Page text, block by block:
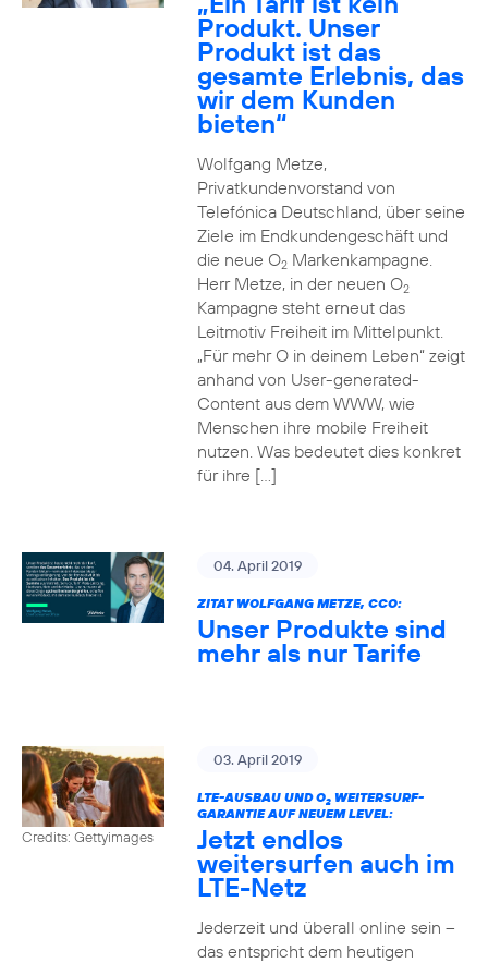
Produkt. Unser
Produkt ist das
gesamte Erlebnis, das
wir dem Kunden
bieten“
Wolfgang Metze,
Privatkundenvorstand von
Telefónica Deutschland, über seine
Ziele im Endkundengeschäft und
die neue O2Markenkampagne.
Herr Metze, in der neuen O2
Kampagne steht erneut das
Leitmotiv Freiheit im Mittelpunkt.
„Für mehr O in deinem Leben“ zeigt
anhand von User-generated-
Content aus dem WWW, wie
Menschen ihre mobile Freiheit
nutzen. Was bedeutet dies konkret
für ihre […]
04. April 2019
ZITAT WOLFGANG METZE, CCO:
Unser Produkte sind
mehr als nur Tarife
Credits: Gettyimages
03. April 2019
LTE-AUSBAU UND O2WEITERSURF-
GARANTIE AUF NEUEM LEVEL:
Jetzt endlos
weitersurfen auch im
LTE-Netz
Jederzeit und überall online sein –
das entspricht dem heutigen